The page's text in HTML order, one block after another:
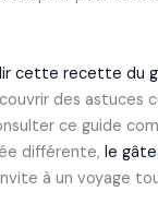
cette recette du
des astuces
ce guide
différente, le
à un voyage